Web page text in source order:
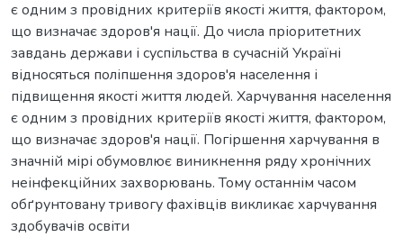
є одним з провідних критеріїв якості життя, фактором,
що визначає здоров'я нації. До числа пріоритетних
завдань держави і суспільства в сучасній Україні
відносяться поліпшення здоров'я населення і
підвищення якості життя людей. Харчування населення
є одним з провідних критеріїв якості життя, фактором,
що визначає здоров'я нації. Погіршення харчування в
значній мірі обумовлює виникнення ряду хронічних
неінфекційних захворювань. Тому останнім часом
обґрунтовану тривогу фахівців викликає харчування
здобувачів освіти